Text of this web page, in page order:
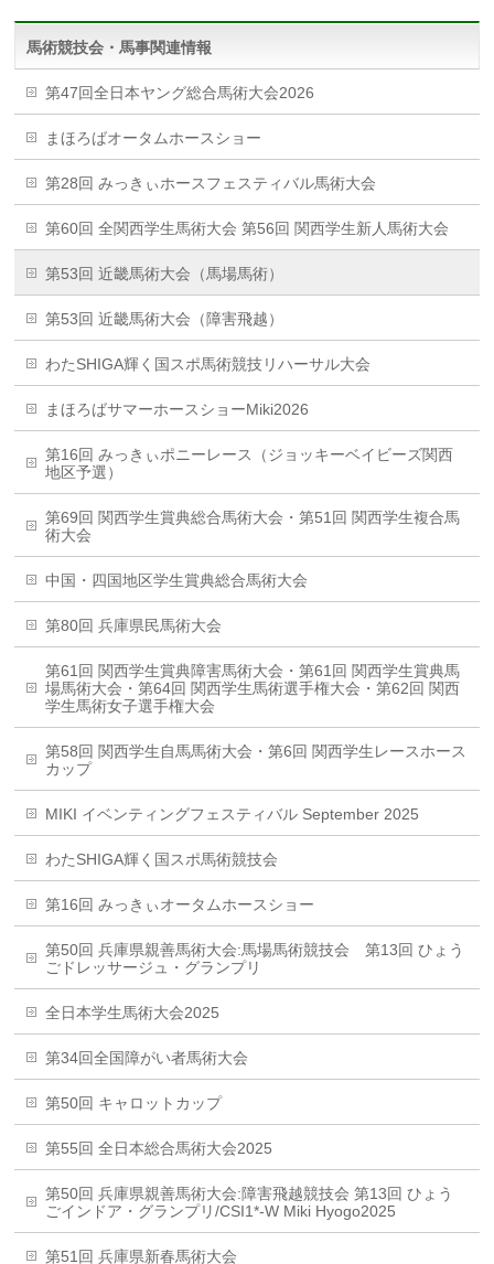
馬術競技会・馬事関連情報
第47回全日本ヤング総合馬術大会2026
まほろばオータムホースショー
第28回 みっきぃホースフェスティバル馬術大会
第60回 全関西学生馬術大会 第56回 関西学生新人馬術大会
第53回 近畿馬術大会（馬場馬術）
第53回 近畿馬術大会（障害飛越）
わたSHIGA輝く国スポ馬術競技リハーサル大会
まほろばサマーホースショーMiki2026
第16回 みっきぃポニーレース（ジョッキーベイビーズ関西
地区予選）
第69回 関西学生賞典総合馬術大会・第51回 関西学生複合馬
術大会
中国・四国地区学生賞典総合馬術大会
第80回 兵庫県民馬術大会
第61回 関西学生賞典障害馬術大会・第61回 関西学生賞典馬
場馬術大会・第64回 関西学生馬術選手権大会・第62回 関西
学生馬術女子選手権大会
第58回 関西学生自馬馬術大会・第6回 関西学生レースホース
カップ
MIKI イベンティングフェスティバル September 2025
わたSHIGA輝く国スポ馬術競技会
第16回 みっきぃオータムホースショー
第50回 兵庫県親善馬術大会:馬場馬術競技会 第13回 ひょう
ごドレッサージュ・グランプリ
全日本学生馬術大会2025
第34回全国障がい者馬術大会
第50回 キャロットカップ
第55回 全日本総合馬術大会2025
第50回 兵庫県親善馬術大会:障害飛越競技会 第13回 ひょう
ごインドア・グランプリ/CSI1*-W Miki Hyogo2025
第51回 兵庫県新春馬術大会